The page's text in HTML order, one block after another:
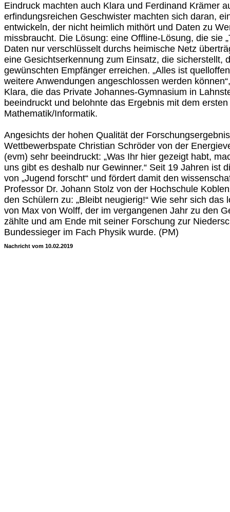
Eindruck machten auch Klara und Ferdinand Krämer
erfindungsreichen Geschwister machten sich daran,
entwickeln, der nicht heimlich mithört und Daten zu
missbraucht. Die Lösung: eine Offline-Lösung, die sie
Daten nur verschlüsselt durchs heimische Netz
eine Gesichtserkennung zum Einsatz, die sicherstellt,
gewünschten Empfänger erreichen. „Alles ist
weitere Anwendungen angeschlossen werden
Klara, die das Private Johannes-Gymnasium in
beeindruckt und belohnte das Ergebnis mit dem
Mathematik/Informatik.
Angesichts der hohen Qualität der
Wettbewerbspate Christian Schröder von der
(evm) sehr beeindruckt: „Was Ihr hier gezeigt habt,
uns gibt es deshalb nur Gewinner.“ Seit 19 Jahren ist
von „Jugend forscht“ und fördert damit den
Professor Dr. Johann Stolz von der Hochschule
den Schülern zu: „Bleibt neugierig!“ Wie sehr sich das
von Max von Wolff, der im vergangenen Jahr zu den
zählte und am Ende mit seiner Forschung zur
Bundessieger im Fach Physik wurde. (PM)
Nachricht vom 10.02.2019